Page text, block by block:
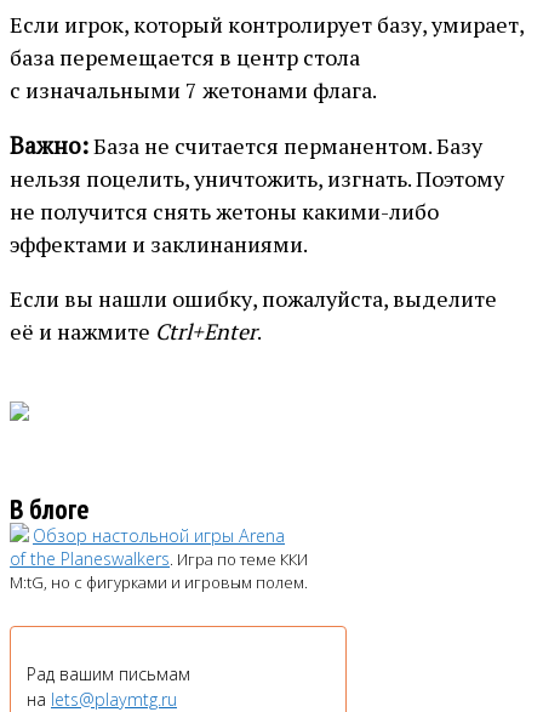
Если игрок, который контролирует базу, умирает,
база перемещается в центр стола
с изначальными 7 жетонами флага.
Важно:База не считается перманентом. Базу
нельзя поцелить, уничтожить, изгнать. Поэтому
не получится снять жетоны какими-либо
эффектами и заклинаниями.
Если вы нашли ошибку, пожалуйста, выделите
её и нажмите Ctrl+Enter.
В блоге
Обзор настольной игры Arena
of the Planeswalkers. Игра по теме ККИ
M:tG, но с фигурками и игровым полем.
Рад вашим письмам
на lets@playmtg.ru